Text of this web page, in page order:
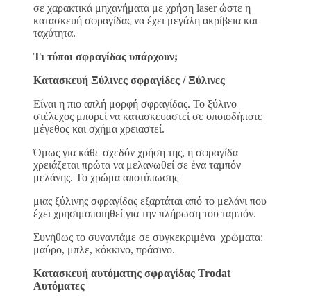
σε χαρακτικά μηχανήματα με χρήση laser ώστε η
κατασκευή σφραγίδας να έχει μεγάλη ακρίβεια και
ταχύτητα.
Τι τύποι σφραγίδας υπάρχουν;
Κατασκευή Ξύλινες σφραγίδες / Ξύλινες
Είναι η πιο απλή μορφή σφραγίδας. Το ξύλινο
στέλεχος μπορεί να κατασκευαστεί σε οποιοδήποτε
μέγεθος και σχήμα χρειαστεί.
Όμως για κάθε σχεδόν χρήση της, η σφραγίδα
χρειάζεται πρώτα να μελανωθεί σε ένα ταμπόν
μελάνης. Το χρώμα αποτύπωσης
μιας ξύλινης σφραγίδας εξαρτάται από το μελάνι που
έχει χρησιμοποιηθεί για την πλήρωση του ταμπόν.
Συνήθως το συναντάμε σε συγκεκριμένα χρώματα:
μαύρο, μπλε, κόκκινο, πράσινο.
Κατασκευή αυτόματης σφραγίδας Trodat
Αυτόματες